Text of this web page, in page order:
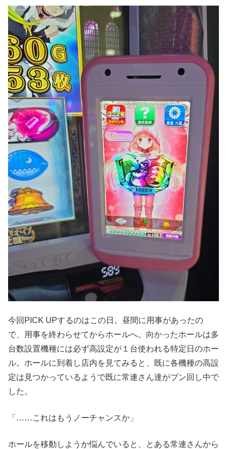
今回PICK UPするのはこの日。昼間に用事があったの
で、用事を終わらせてからホールへ。向かったホールは多
台数設置機種には必ず高設定が１台使われる特定日のホー
ル。ホールに到着し店内を見てみると、既に各機種の高設
定は見つかっているようで既に常連さん達がブン回し中で
した。
「……これはもうノーチャンスか」
ホールを移動しようか悩んでいると、とある常連さんから